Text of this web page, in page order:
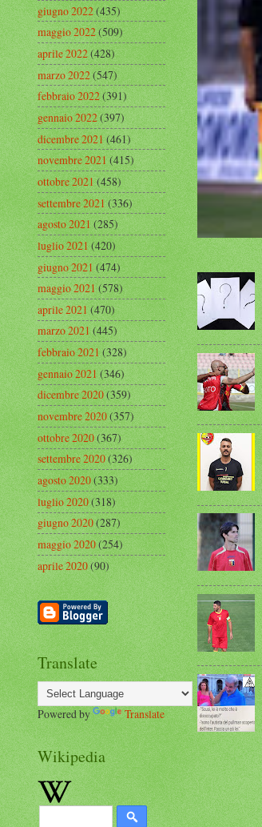
giugno 2022(435)
maggio 2022(509)
aprile 2022(428)
marzo 2022(547)
febbraio 2022(391)
gennaio 2022(397)
dicembre 2021(461)
novembre 2021(415)
ottobre 2021(458)
settembre 2021(336)
agosto 2021(285)
luglio 2021(420)
giugno 2021(474)
maggio 2021(578)
aprile 2021(470)
marzo 2021(445)
febbraio 2021(328)
gennaio 2021(346)
dicembre 2020(359)
novembre 2020(357)
ottobre 2020(367)
settembre 2020(326)
agosto 2020(333)
luglio 2020(318)
giugno 2020(287)
maggio 2020(254)
aprile 2020(90)
Translate
Powered by Translate
Wikipedia